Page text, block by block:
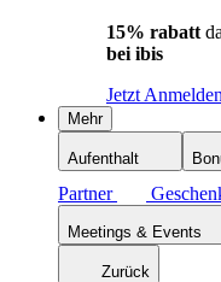
15% rabatt
bei ibis
Jetzt Anmelden
Mehr
Aufenthalt
Partner
Meetings & Events
Zurück